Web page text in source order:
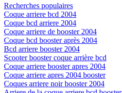
Recherches populaires
Coque arriere bcd 2004
Coque bcd arriere 2004
Coque arriere de booster 2004
Coque bcd booster après 2004
Bcd arriere booster 2004
Scooter booster coque arrière bcd
Coque arriere booster apres 2004
Coque arriere apres 2004 booster
Coques arriere noir booster 2004